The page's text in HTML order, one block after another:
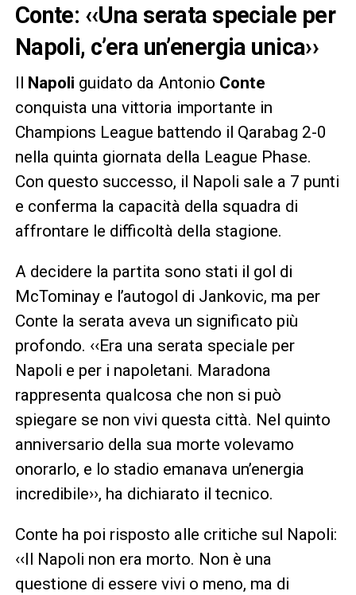
Conte: ‹‹Una serata speciale per
Napoli, c’era un’energia unica››
Napoli guidato da Antonio Conte
conquista una vittoria importante in
Champions League battendo il Qarabag 2-0
nella quinta giornata della League Phase.
Con questo successo, il Napoli sale a 7 punti
e conferma la capacità della squadra di
affrontare le difficoltà della stagione.
A decidere la partita sono stati il gol di
McTominay e l’autogol di Jankovic, ma per
Conte la serata aveva un significato più
profondo. ‹‹Era una serata speciale per
Napoli e per i napoletani. Maradona
rappresenta qualcosa che non si può
spiegare se non vivi questa città. Nel quinto
anniversario della sua morte volevamo
onorarlo, e lo stadio emanava un’energia
incredibile››, ha dichiarato il tecnico.
Conte ha poi risposto alle critiche sul Napoli:
‹‹Il Napoli non era morto. Non è una
questione di essere vivi o meno, ma di